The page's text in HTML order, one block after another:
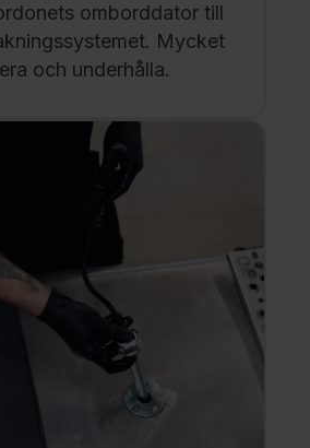
omborddator till
Mycket
och underhålla.